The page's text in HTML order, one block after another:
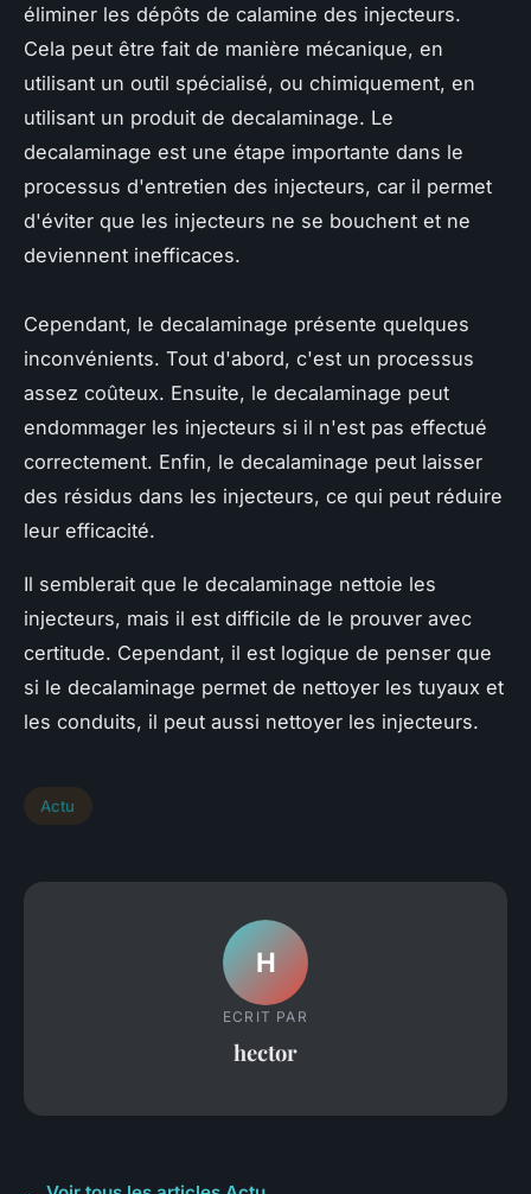
éliminer les dépôts de calamine des injecteurs.
Cela peut être fait de manière mécanique, en
utilisant un outil spécialisé, ou chimiquement, en
utilisant un produit de decalaminage. Le
decalaminage est une étape importante dans le
processus d'entretien des injecteurs, car il permet
d'éviter que les injecteurs ne se bouchent et ne
deviennent inefficaces.
Cependant, le decalaminage présente quelques
inconvénients. Tout d'abord, c'est un processus
assez coûteux. Ensuite, le decalaminage peut
endommager les injecteurs si il n'est pas effectué
correctement. Enfin, le decalaminage peut laisser
des résidus dans les injecteurs, ce qui peut réduire
leur efficacité.
Il semblerait que le decalaminage nettoie les
injecteurs, mais il est difficile de le prouver avec
certitude. Cependant, il est logique de penser que
si le decalaminage permet de nettoyer les tuyaux et
les conduits, il peut aussi nettoyer les injecteurs.
Actu
H
ECRIT PAR
hector